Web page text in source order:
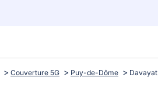
Couverture 5G Puy-de-Dôme Davayat